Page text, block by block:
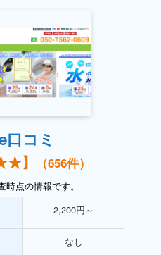
コミ
★】 （656件）
点の情報です。
2,200円～
なし